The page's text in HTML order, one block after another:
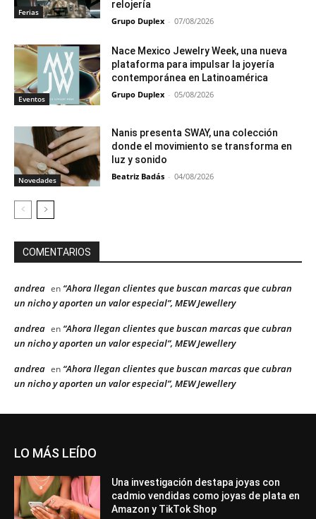
Ferias
relojería
Grupo Duplex - 07/08/2026
Eventos
Nace Mexico Jewelry Week, una nueva
plataforma para impulsar la joyería
contemporánea en Latinoamérica
Grupo Duplex - 05/08/2026
Novedades
Nanis presenta SWAY, una colección
donde el movimiento se transforma en
luz y sonido
Beatriz Badás - 04/08/2026
COMENTARIOS
andrea en “Ahora llegan clientes que buscan marcas que cubran
un nicho y aporten un valor especial”, MEW Jewellery
andrea en “Ahora llegan clientes que buscan marcas que cubran
un nicho y aporten un valor especial”, MEW Jewellery
andrea en “Ahora llegan clientes que buscan marcas que cubran
un nicho y aporten un valor especial”, MEW Jewellery
LO MÁS LEÍDO
Una investigación destapa joyas con
cadmio vendidas como joyas de plata en
Amazon y TikTok Shop